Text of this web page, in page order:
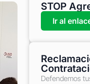
STOP
Ir al
Defendemos